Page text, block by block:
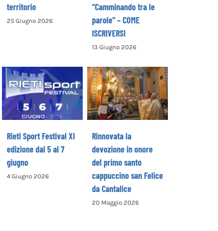
territorio
25 Giugno 2026
“Camminando tra le
parole” – COME
ISCRIVERSI
13 Giugno 2026
Rieti Sport
Festival XI
edizione dal 5 al
7 giugno
Rieti Sport Festival XI
edizione dal 5 al 7
giugno
4 Giugno 2026
devozione in
onore del primo
santo
cappuccino san
Felice da
Cantalice
Rinnovata la
devozione in onore
del primo santo
cappuccino san Felice
da Cantalice
20 Maggio 2026